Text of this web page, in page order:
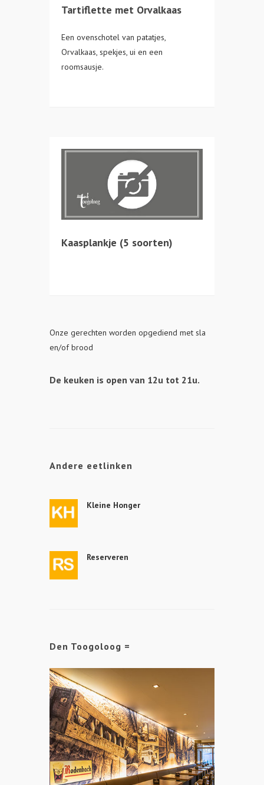
Tartiflette met Orvalkaas
Een ovenschotel van patatjes,
Orvalkaas, spekjes, ui en een
roomsausje.
Kaasplankje (5 soorten)
Onze gerechten worden opgediend met sla
en/of brood
De keuken is open van 12u tot 21u.
Andere eetlinken
Kleine Honger
Reserveren
Den Toogoloog =